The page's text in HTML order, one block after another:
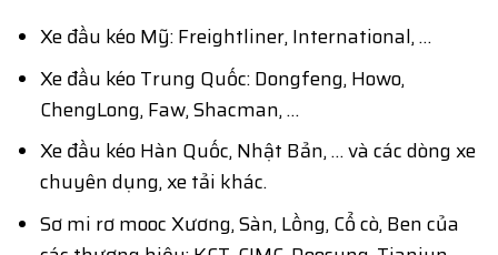
Xe đầu kéo Mỹ: Freightliner, International, …
Xe đầu kéo Trung Quốc: Dongfeng, Howo,
ChengLong, Faw, Shacman, …
Xe đầu kéo Hàn Quốc, Nhật Bản, … và các dòng xe
chuyên dụng, xe tải khác.
Sơ mi rơ mooc Xương, Sàn, Lồng, Cổ cò, Ben của